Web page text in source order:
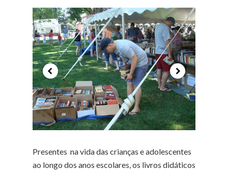
Presentes na vida das crianças e adolescentes
ao longo dos anos escolares, os livros didáticos